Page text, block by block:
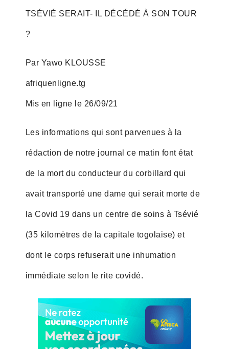
TSÉVIÉ SERAIT- IL DÉCÉDÉ À SON TOUR
?
Par Yawo KLOUSSE
afriquenligne.tg
Mis en ligne le 26/09/21
Les informations qui sont parvenues à la
rédaction de notre journal ce matin font état
de la mort du conducteur du corbillard qui
avait transporté une dame qui serait morte de
la Covid 19 dans un centre de soins à Tsévié
(35 kilomètres de la capitale togolaise) et
dont le corps refuserait une inhumation
immédiate selon le rite covidé.